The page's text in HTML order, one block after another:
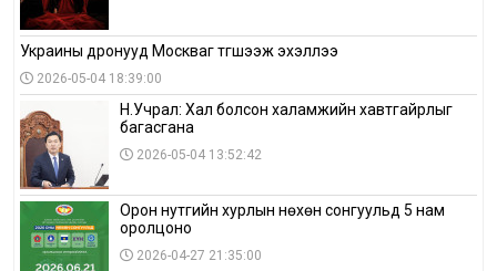
Украины дронууд Москваг түгшээж эхэллээ
2026-05-04 18:39:00
Н.Учрал: Хал болсон халамжийн хавтгайрлыг
багасгана
2026-05-04 13:52:42
Орон нутгийн хурлын нөхөн сонгуульд 5 нам
оролцоно
2026-04-27 21:35:00